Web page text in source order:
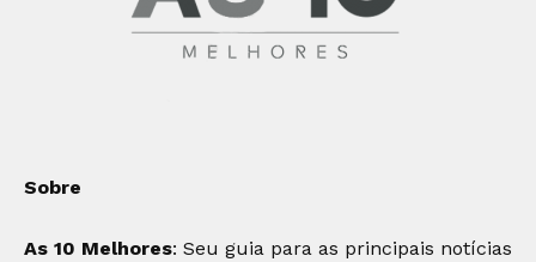
Sobre
As 10 Melhores: Seu guia para as principais notícias